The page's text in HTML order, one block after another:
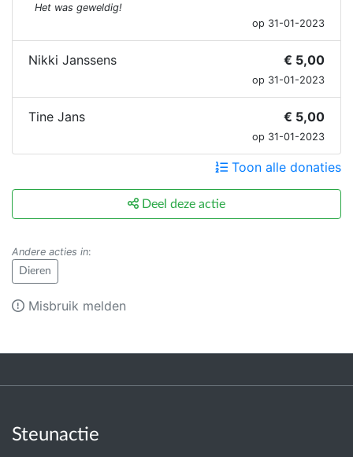
Het was geweldig!
op 31-01-2023
Nikki Janssens € 5,00
op 31-01-2023
Tine Jans € 5,00
op 31-01-2023
Toon alle donaties
Deel deze actie
Andere acties in:
Dieren
Misbruik melden
Steunactie